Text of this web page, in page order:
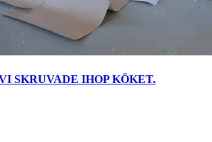
SKRUVADE IHOP KÖKET.